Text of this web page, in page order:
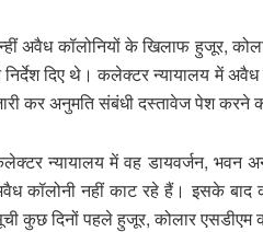
अवैध कॉलोनियों के खिलाफ हुजूर,
दिए थे। कलेक्टर न्यायालय में अवैध
कर अनुमति संबंधी दस्तावेज पेश करने
न्यायालय में वह डायवर्जन, भवन
कॉलोनी नहीं काट रहे हैं। इसके
कुछ दिनों पहले हुजूर, कोलार एसडीएम